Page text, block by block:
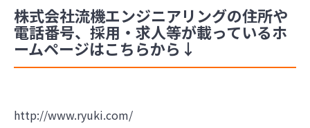
株式会社流機エンジニアリングの住所や
電話番号、採用・求人等が載っているホ
ームページはこちらから↓
http://www.ryuki.com/